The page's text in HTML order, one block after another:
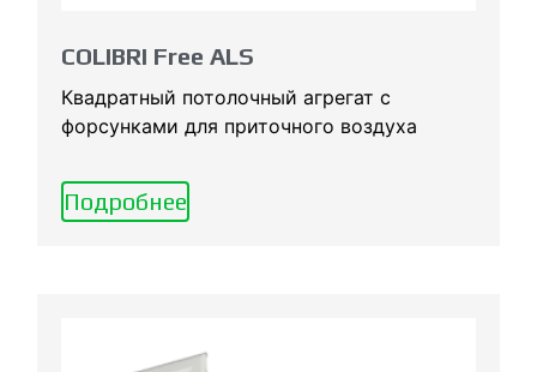
COLIBRI Free ALS
Квадратный потолочный агрегат с
форсунками для приточного воздуха
Подробнее